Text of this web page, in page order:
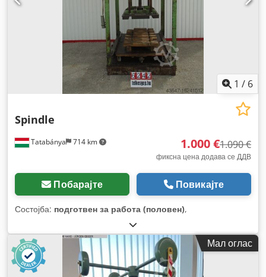
1 / 6
Tatabánya 714 km
Spindle
1.000 €1.090 €
фиксна цена додава се ДДВ
Побарајте Повикајте
Состојба: подготвен за работа (половен),
Мал оглас